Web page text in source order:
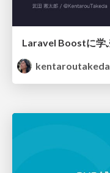
kentaroutakeda